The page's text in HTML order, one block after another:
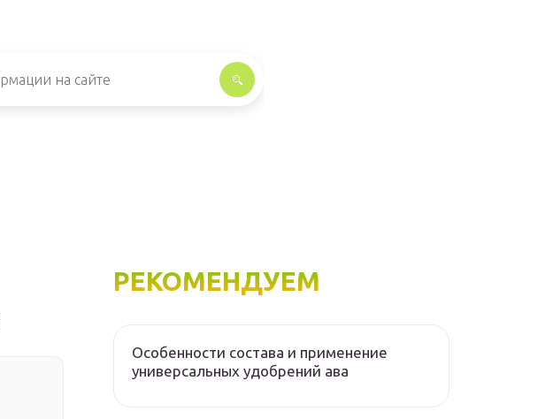
РЕКОМЕНДУЕМ
Особенности состава и применение
универсальных удобрений ава